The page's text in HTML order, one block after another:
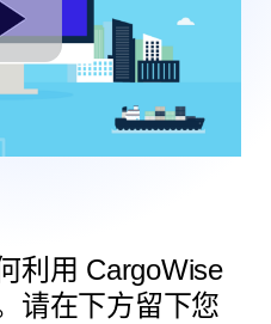
利用 CargoWise
请在下方留下您